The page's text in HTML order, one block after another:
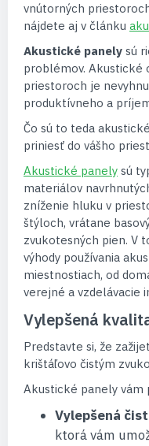
vnútorných
nájdete aj v článku
Akustické panely sú
problémov. Akustické
priestoroch je
produktívneho a
Čo sú to teda
priniesť do vášho
Akustické panely sú
materiálov
zníženie hluku v
štýloch, vrátane
zvukotesných pien. V
výhody používania
miestnostiach, od
verejné a vzdelávacie
Vylepšená
Predstavte si, že
krištáľovo čistým
Akustické panely vám
Vylepšená
ktorá vám